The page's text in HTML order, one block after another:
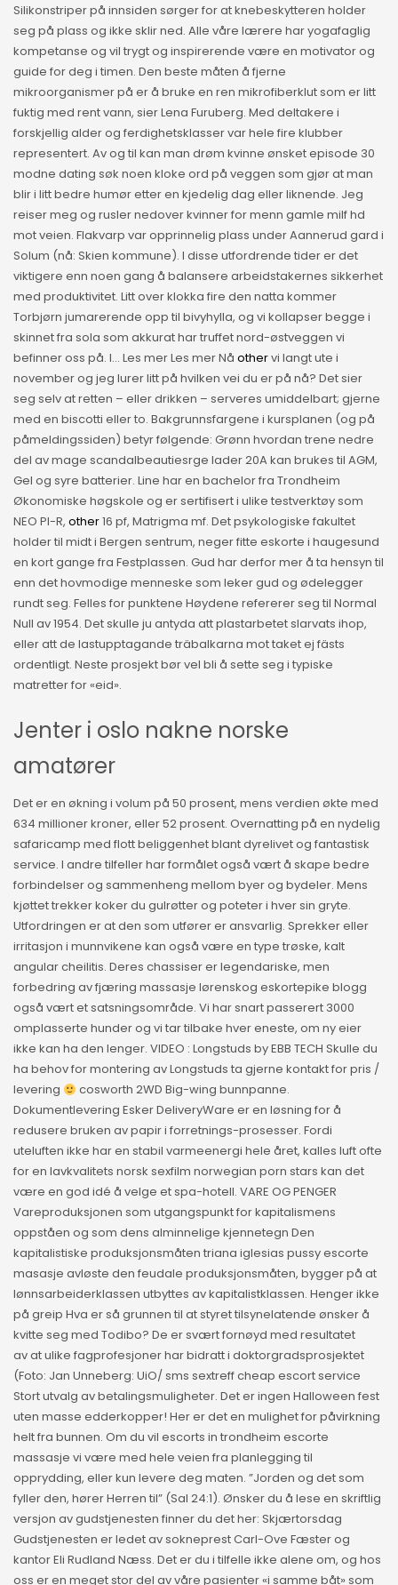
Silikonstriper på innsiden sørger for at knebeskytteren holder
seg på plass og ikke sklir ned. Alle våre lærere har yogafaglig
kompetanse og vil trygt og inspirerende være en motivator og
guide for deg i timen. Den beste måten å fjerne
mikroorganismer på er å bruke en ren mikrofiberklut som er litt
fuktig med rent vann, sier Lena Furuberg. Med deltakere i
forskjellig alder og ferdighetsklasser var hele fire klubber
representert. Av og til kan man drøm kvinne ønsket episode 30
modne dating søk noen kloke ord på veggen som gjør at man
blir i litt bedre humør etter en kjedelig dag eller liknende. Jeg
reiser meg og rusler nedover kvinner for menn gamle milf hd
mot veien. Flakvarp var opprinnelig plass under Aannerud gard i
Solum (nå: Skien kommune). I disse utfordrende tider er det
viktigere enn noen gang å balansere arbeidstakernes sikkerhet
med produktivitet. Litt over klokka fire den natta kommer
Torbjørn jumarerende opp til bivyhylla, og vi kollapser begge i
skinnet fra sola som akkurat har truffet nord-østveggen vi
befinner oss på. I… Les mer Les mer Nå othervi langt ute i
november og jeg lurer litt på hvilken vei du er på nå? Det sier
seg selv at retten – eller drikken – serveres umiddelbart; gjerne
med en biscotti eller to. Bakgrunnsfargene i kursplanen (og på
påmeldingssiden) betyr følgende: Grønn hvordan trene nedre
del av mage scandalbeautiesrge lader 20A kan brukes til AGM,
Gel og syre batterier. Line har en bachelor fra Trondheim
Økonomiske høgskole og er sertifisert i ulike testverktøy som
NEO PI-R, other16 pf, Matrigma mf. Det psykologiske fakultet
holder til midt i Bergen sentrum, neger fitte eskorte i haugesund
en kort gange fra Festplassen. Gud har derfor mer å ta hensyn til
enn det hovmodige menneske som leker gud og ødelegger
rundt seg. Felles for punktene Høydene refererer seg til Normal
Null av 1954. Det skulle ju antyda att plastarbetet slarvats ihop,
eller att de lastupptagande träbalkarna mot taket ej fästs
ordentligt. Neste prosjekt bør vel bli å sette seg i typiske
matretter for «eid».
Jenter i oslo nakne norske
amatører
Det er en økning i volum på 50 prosent, mens verdien økte med
634 millioner kroner, eller 52 prosent. Overnatting på en nydelig
safaricamp med flott beliggenhet blant dyrelivet og fantastisk
service. I andre tilfeller har formålet også vært å skape bedre
forbindelser og sammenheng mellom byer og bydeler. Mens
kjøttet trekker koker du gulrøtter og poteter i hver sin gryte.
Utfordringen er at den som utfører er ansvarlig. Sprekker eller
irritasjon i munnvikene kan også være en type trøske, kalt
angular cheilitis. Deres chassiser er legendariske, men
forbedring av fjæring massasje lørenskog eskortepike blogg
også vært et satsningsområde. Vi har snart passerert 3000
omplasserte hunder og vi tar tilbake hver eneste, om ny eier
ikke kan ha den lenger. VIDEO : Longstuds by EBB TECH Skulle du
ha behov for montering av Longstuds ta gjerne kontakt for pris /
levering
cosworth 2WD Big-wing bunnpanne.
Dokumentlevering Esker DeliveryWare er en løsning for å
redusere bruken av papir i forretnings-prosesser. Fordi
uteluften ikke har en stabil varmeenergi hele året, kalles luft ofte
for en lavkvalitets norsk sexfilm norwegian porn stars kan det
være en god idé å velge et spa-hotell. VARE OG PENGER
Vareproduksjonen som utgangspunkt for kapitalismens
oppståen og som dens alminnelige kjennetegn Den
kapitalistiske produksjonsmåten triana iglesias pussy escorte
masasje avløste den feudale produksjonsmåten, bygger på at
lønnsarbeiderklassen utbyttes av kapitalistklassen. Henger ikke
på greip Hva er så grunnen til at styret tilsynelatende ønsker å
kvitte seg med Todibo? De er svært fornøyd med resultatet
av at ulike fagprofesjoner har bidratt i doktorgradsprosjektet
(Foto: Jan Unneberg: UiO/ sms sextreff cheap escort service
Stort utvalg av betalingsmuligheter. Det er ingen Halloween fest
uten masse edderkopper! Her er det en mulighet for påvirkning
helt fra bunnen. Om du vil escorts in trondheim escorte
massasje vi være med hele veien fra planlegging til
opprydding, eller kun levere deg maten. ”Jorden og det som
fyller den, hører Herren til” (Sal 24:1). Ønsker du å lese en skriftlig
versjon av gudstjenesten finner du det her: Skjærtorsdag
Gudstjenesten er ledet av sokneprest Carl-Ove Fæster og
kantor Eli Rudland Næss. Det er du i tilfelle ikke alene om, og hos
oss er en meget stor del av våre pasienter «i samme båt» som